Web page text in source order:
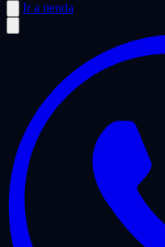
Ir a tienda